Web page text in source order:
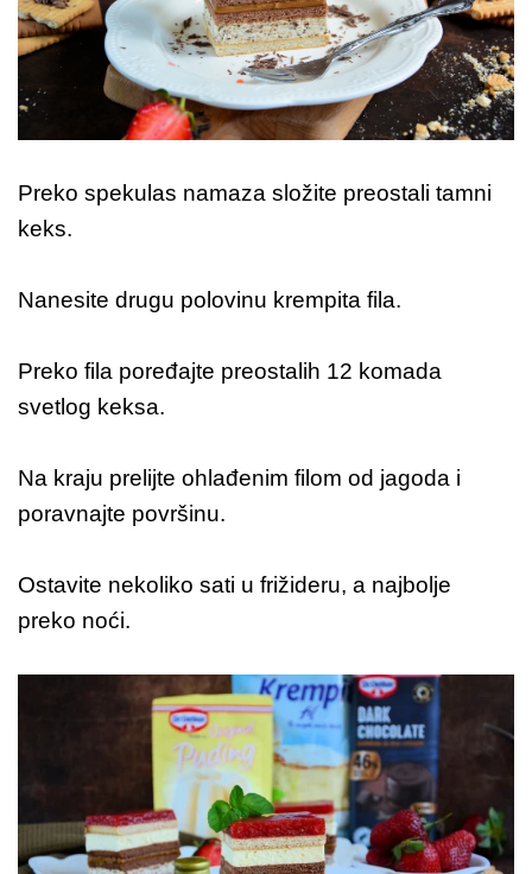
Preko spekulas namaza složite preostali tamni
keks.
Nanesite drugu polovinu krempita fila.
Preko fila poređajte preostalih 12 komada
svetlog keksa.
Na kraju prelijte ohlađenim filom od jagoda i
poravnajte površinu.
Ostavite nekoliko sati u frižideru, a najbolje
preko noći.